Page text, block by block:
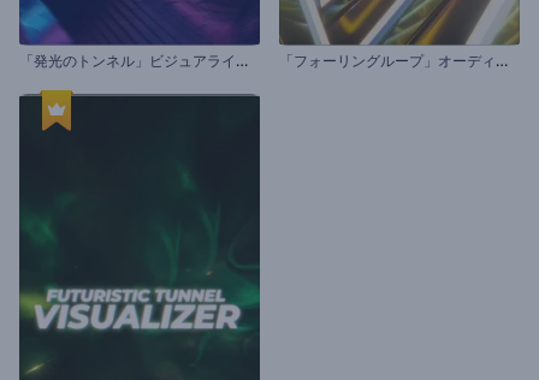
「
発光のトンネル」ビジュアライザー 「
フォーリングループ」オーディオビジュアライザー